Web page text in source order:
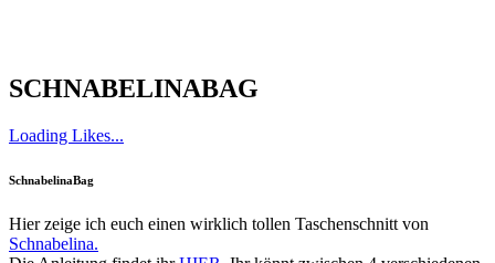
SCHNABELINABAG
Loading Likes...
SchnabelinaBag
Hier zeige ich euch einen wirklich tollen Taschenschnitt von
Schnabelina.